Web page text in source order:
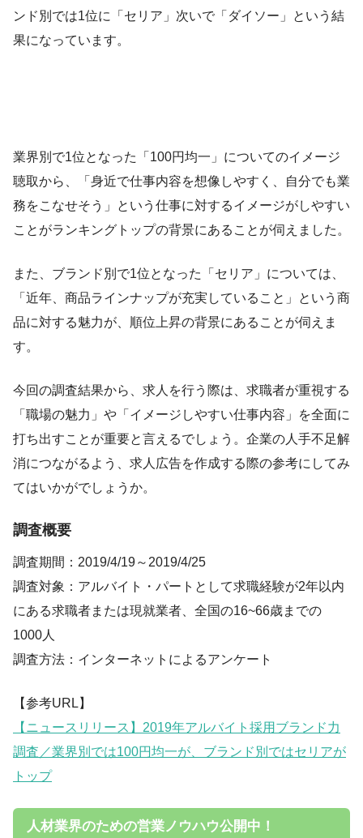
ンド別では1位に「セリア」次いで「ダイソー」という結
果になっています。
業界別で1位となった「100円均一」についてのイメージ
聴取から、「身近で仕事内容を想像しやすく、自分でも業
務をこなせそう」という仕事に対するイメージがしやすい
ことがランキングトップの背景にあることが伺えました。
また、ブランド別で1位となった「セリア」については、
「近年、商品ラインナップが充実していること」という商
品に対する魅力が、順位上昇の背景にあることが伺えま
す。
今回の調査結果から、求人を行う際は、求職者が重視する
「職場の魅力」や「イメージしやすい仕事内容」を全面に
打ち出すことが重要と言えるでしょう。企業の人手不足解
消につながるよう、求人広告を作成する際の参考にしてみ
てはいかがでしょうか。
調査概要
調査期間：2019/4/19～2019/4/25
調査対象：アルバイト・パートとして求職経験が2年以内
にある求職者または現就業者、全国の16~66歳までの
1000人
調査方法：インターネットによるアンケート
【参考URL】
【ニュースリリース】2019年アルバイト採用ブランド力
調査／業界別では100円均一が、ブランド別ではセリアが
トップ
人材業界のための営業ノウハウ公開中！